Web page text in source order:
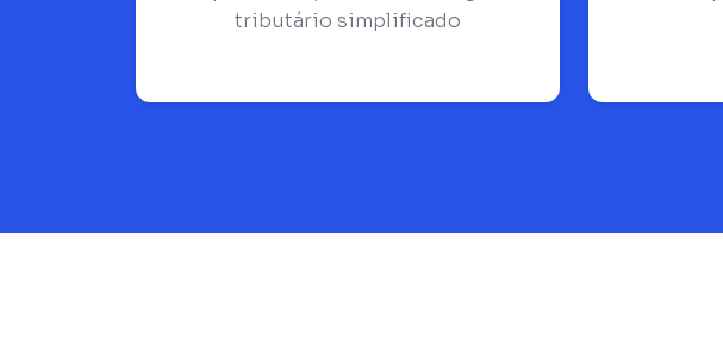
tributário simplificado